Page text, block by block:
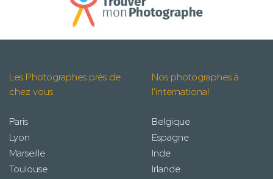
Les Photographes près de
chez vous
Paris
Lyon
Marseille
Toulouse
Nos photographes à
l'international
Belgique
Espagne
Inde
Irlande